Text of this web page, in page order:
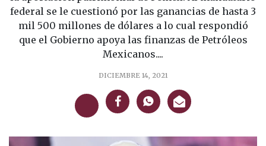
federal se le cuestionó por las ganancias de hasta 3
mil 500 millones de dólares a lo cual respondió
que el Gobierno apoya las finanzas de Petróleos
Mexicanos....
DICIEMBRE 14, 2021